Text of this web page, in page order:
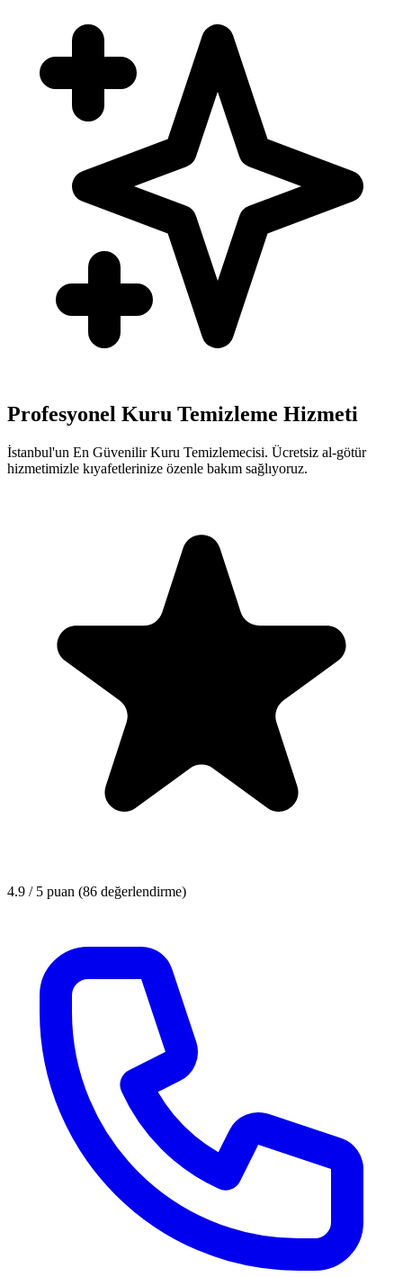
Profesyonel Kuru Temizleme Hizmeti
İstanbul'un En Güvenilir Kuru Temizlemecisi. Ücretsiz al-götür
hizmetimizle kıyafetlerinize özenle bakım sağlıyoruz.
4.9 / 5 puan (86 değerlendirme)